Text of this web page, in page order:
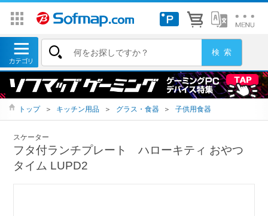
トップ ＞ キッチン用品 ＞ グラス・食器 ＞ 子供用食器
スケーター
フタ付ランチプレート ハローキティ おやつ
タイム LUPD2